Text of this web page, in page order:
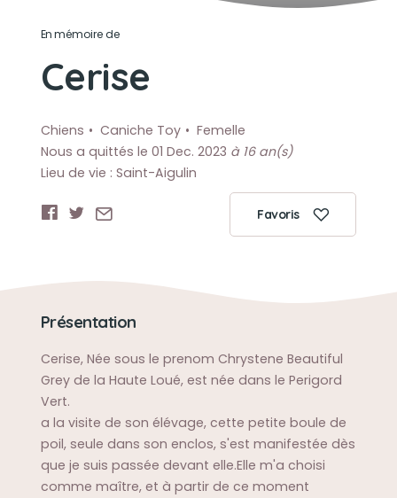
En mémoire de
Cerise
Chiens Caniche Toy
Femelle
Nous a quittés le 01 Dec. 2023 à 16 an(s)
Lieu de vie : Saint-Aigulin
Favoris
Présentation
Cerise, Née sous le prenom Chrystene Beautiful
Grey de la Haute Loué, est née dans le Perigord
Vert.
a la visite de son élévage, cette petite boule de
poil, seule dans son enclos, s'est manifestée dès
que je suis passée devant elle.Elle m'a choisi
comme maître, et à partir de ce moment